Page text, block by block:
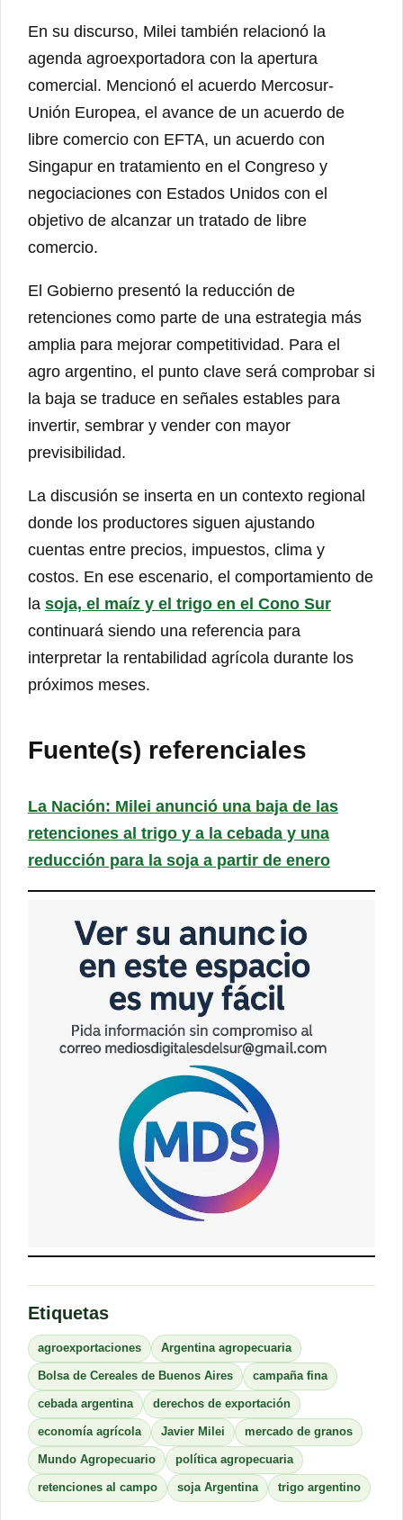
En su discurso, Milei también relacionó la
agenda agroexportadora con la apertura
comercial. Mencionó el acuerdo Mercosur-
Unión Europea, el avance de un acuerdo de
libre comercio con EFTA, un acuerdo con
Singapur en tratamiento en el Congreso y
negociaciones con Estados Unidos con el
objetivo de alcanzar un tratado de libre
comercio.
El Gobierno presentó la reducción de
retenciones como parte de una estrategia más
amplia para mejorar competitividad. Para el
agro argentino, el punto clave será comprobar si
la baja se traduce en señales estables para
invertir, sembrar y vender con mayor
previsibilidad.
La discusión se inserta en un contexto regional
donde los productores siguen ajustando
cuentas entre precios, impuestos, clima y
costos. En ese escenario, el comportamiento de
la soja, el maíz y el trigo en el Cono Sur
continuará siendo una referencia para
interpretar la rentabilidad agrícola durante los
próximos meses.
Fuente(s) referenciales
La Nación: Milei anunció una baja de las
retenciones al trigo y a la cebada y una
reducción para la soja a partir de enero
Etiquetas
agroexportaciones Argentina agropecuaria
Bolsa de Cereales de Buenos Aires campaña fina
cebada argentina derechos de exportación
economía agrícola Javier Milei mercado de granos
Mundo Agropecuario política agropecuaria
retenciones al campo soja Argentina trigo argentino